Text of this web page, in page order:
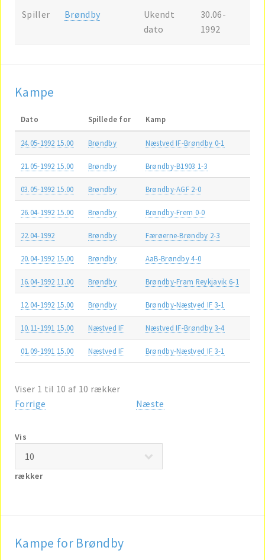
Spiller Brøndby
Ukendt
dato
30.06-
1992
Kampe
Dato Spillede for Kamp
24.05-1992 15.00 Brøndby Næstved IF-Brøndby 0-1
21.05-1992 15.00 Brøndby Brøndby-B1903 1-3
03.05-1992 15.00 Brøndby Brøndby-AGF 2-0
26.04-1992 15.00 Brøndby Brøndby-Frem 0-0
22.04-1992 Brøndby Færøerne-Brøndby 2-3
20.04-1992 15.00 Brøndby AaB-Brøndby 4-0
16.04-1992 11.00 Brøndby Brøndby-Fram Reykjavik 6-1
12.04-1992 15.00 Brøndby Brøndby-Næstved IF 3-1
10.11-1991 15.00 Næstved IF Næstved IF-Brøndby 3-4
01.09-1991 15.00 Næstved IF Brøndby-Næstved IF 3-1
Viser 1 til 10 af 10 rækker
Forrige
Næste
Vis
rækker
Kampe for Brøndby